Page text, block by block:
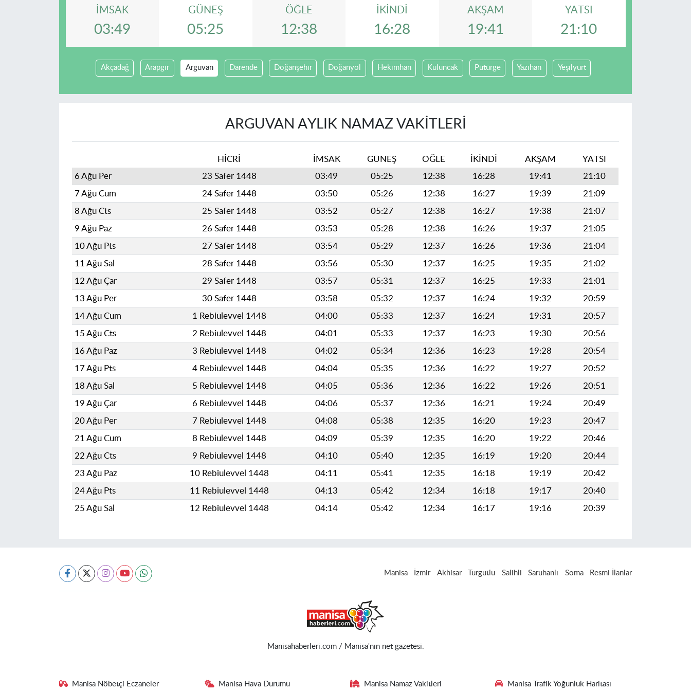
İMSAK
03:49
GÜNEŞ
05:25
ÖĞLE
12:38
İKINDI
16:28
AKŞAM
19:41
YATSI
21:10
Akçadağ Arapgir Arguvan Darende Doğanşehir Doğanyol Hekimhan Kuluncak Pütürge Yazıhan Yeşilyurt
ARGUVAN AYLIK NAMAZ VAKITLERI
HİCRİ İMSAK GÜNEŞ ÖĞLE İKINDI AKŞAM
YATSI
6 Ağu Per
23 Safer 1448 03:49 05:25 12:38 16:28 19:41
21:10
7 Ağu Cum
24 Safer 1448 03:50 05:26 12:38 16:27 19:39
21:09
8 Ağu Cts
25 Safer 1448 03:52 05:27 12:38 16:27 19:38
21:07
9 Ağu Paz
26 Safer 1448 03:53 05:28 12:38 16:26 19:37
21:05
10 Ağu Pts
27 Safer 1448 03:54 05:29 12:37 16:26 19:36
21:04
11 Ağu Sal
28 Safer 1448 03:56 05:30 12:37 16:25 19:35
21:02
12 Ağu Çar
29 Safer 1448 03:57 05:31 12:37 16:25 19:33
21:01
13 Ağu Per
30 Safer 1448 03:58 05:32 12:37 16:24 19:32
20:59
14 Ağu Cum
1 Rebiulevvel 1448 04:00 05:33 12:37 16:24 19:31
20:57
15 Ağu Cts
2 Rebiulevvel 1448 04:01 05:33 12:37 16:23 19:30
20:56
16 Ağu Paz
3 Rebiulevvel 1448 04:02 05:34 12:36 16:23 19:28
20:54
17 Ağu Pts
4 Rebiulevvel 1448 04:04 05:35 12:36 16:22 19:27
20:52
18 Ağu Sal
5 Rebiulevvel 1448 04:05 05:36 12:36 16:22 19:26
20:51
19 Ağu Çar
6 Rebiulevvel 1448 04:06 05:37 12:36 16:21 19:24
20:49
20 Ağu Per
7 Rebiulevvel 1448 04:08 05:38 12:35 16:20 19:23
20:47
21 Ağu Cum
8 Rebiulevvel 1448 04:09 05:39 12:35 16:20 19:22
20:46
22 Ağu Cts
9 Rebiulevvel 1448 04:10 05:40 12:35 16:19 19:20
20:44
23 Ağu Paz
10 Rebiulevvel 1448 04:11 05:41 12:35 16:18 19:19
20:42
24 Ağu Pts
11 Rebiulevvel 1448 04:13 05:42 12:34 16:18 19:17
20:40
25 Ağu Sal
12 Rebiulevvel 1448 04:14 05:42 12:34 16:17 19:16 20:39
Manisa İzmir Akhisar Turgutlu Salihli Saruhanlı Soma Resmi İlanlar
Manisahaberleri.com / Manisa'nın net gazetesi.
Manisa Nöbetçi Eczaneler Manisa Hava Durumu Manisa Namaz Vakitleri Manisa Trafik Yoğunluk Haritası